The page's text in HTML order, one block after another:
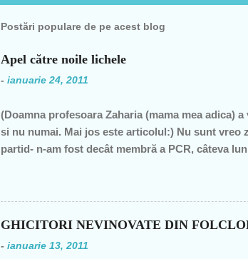
m
e
t
a
i
Postări populare de pe acest blog
Apel către noile lichele
- ianuarie 24, 2011
(Doamna profesoara Zaharia (mama mea adica)
si nu numai. Mai jos este articolul:) Nu sunt vreo
partid- n-am fost decât membră a PCR, câteva
ţară, o bugetară care nu produce nimic concret
din discursul primului politician al ţării. "Mea
speranţa că ceva se va schimba, o dată cu noua
GHICITORI NEVINOVATE DIN
- ianuarie 13, 2011